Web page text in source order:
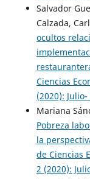
Salvador
Calzada,
ocultos
Ciencias
(2020):
Mariana
Pobreza
la
de Ciencias
2 (2020):